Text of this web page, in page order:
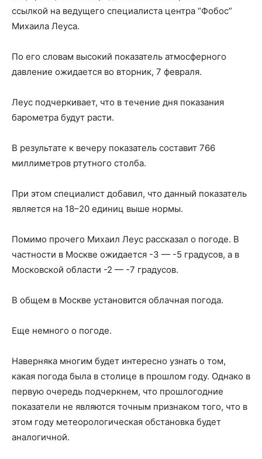
ссылкой на ведущего специалиста центра “Фобос”
Михаила Леуса.
По его словам высокий показатель атмосферного
давление ожидается во вторник, 7 февраля.
Леус подчеркивает, что в течение дня показания
барометра будут расти.
В результате к вечеру показатель составит 766
миллиметров ртутного столба.
При этом специалист добавил, что данный показатель
является на 18–20 единиц выше нормы.
Помимо прочего Михаил Леус рассказал о погоде. В
частности в Москве ожидается -3 — -5 градусов, а в
Московской области -2 — -7 градусов.
В общем в Москве установится облачная погода.
Еще немного о погоде.
Наверняка многим будет интересно узнать о том,
какая погода была в столице в прошлом году. Однако в
первую очередь подчеркнем, что прошлогодние
показатели не являются точным признаком того, что в
этом году метеорологическая обстановка будет
аналогичной.